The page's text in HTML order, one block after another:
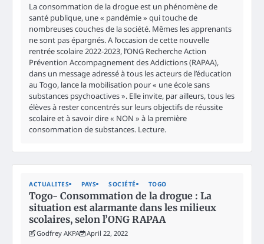
La consommation de la drogue est un phénomène de
santé publique, une « pandémie » qui touche de
nombreuses couches de la société. Mêmes les apprenants
ne sont pas épargnés. A l’occasion de cette nouvelle
rentrée scolaire 2022-2023, l’ONG Recherche Action
Prévention Accompagnement des Addictions (RAPAA),
dans un message adressé à tous les acteurs de l’éducation
au Togo, lance la mobilisation pour « une école sans
substances psychoactives ». Elle invite, par ailleurs, tous les
élèves à rester concentrés sur leurs objectifs de réussite
scolaire et à savoir dire « NON » à la première
consommation de substances. Lecture.
ACTUALITES PAYS SOCIÉTÉ TOGO
Togo- Consommation de la drogue : La
situation est alarmante dans les milieux
scolaires, selon l’ONG RAPAA
Godfrey AKPA April 22, 2022